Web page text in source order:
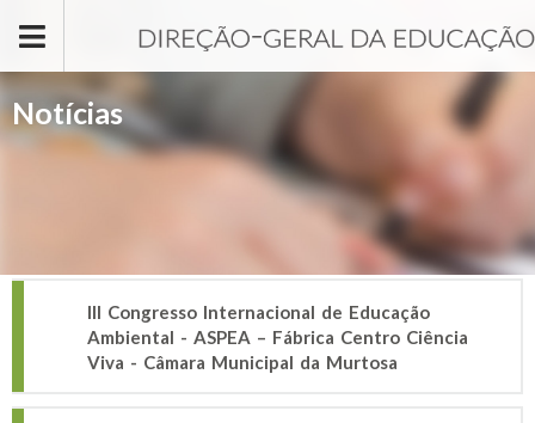
Notícias
III Congresso Internacional de Educação
Ambiental - ASPEA – Fábrica Centro Ciência
Viva - Câmara Municipal da Murtosa